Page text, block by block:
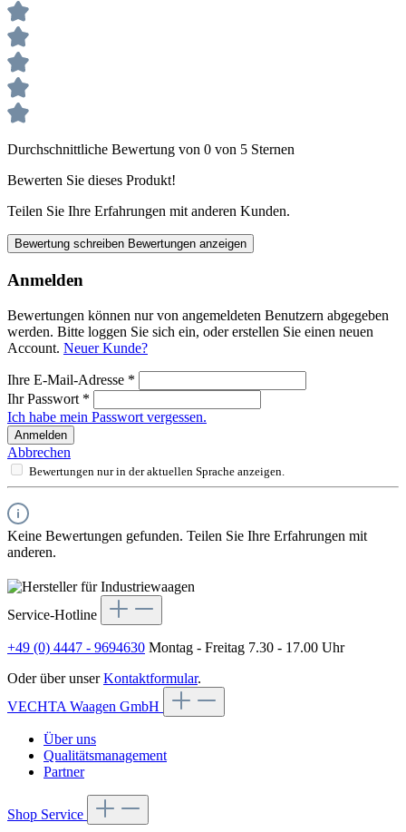
Durchschnittliche Bewertung von 0 von 5 Sternen
Bewerten Sie dieses Produkt!
Teilen Sie Ihre Erfahrungen mit anderen Kunden.
Bewertung schreiben Bewertungen anzeigen
Anmelden
Bewertungen können nur von angemeldeten Benutzern abgegeben
werden. Bitte loggen Sie sich ein, oder erstellen Sie einen neuen
Account. Neuer Kunde?
Ihre E-Mail-Adresse *
Ihr Passwort *
Ich habe mein Passwort vergessen.
Anmelden
Abbrechen
Bewertungen nur in der aktuellen Sprache anzeigen.
Keine Bewertungen gefunden. Teilen Sie Ihre Erfahrungen mit
anderen.
Service-Hotline
+49 (0) 4447 - 9694630 Montag - Freitag 7.30 - 17.00 Uhr
Oder über unserKontaktformular.
VECHTA Waagen GmbH
Über uns
Qualitätsmanagement
Partner
Shop Service